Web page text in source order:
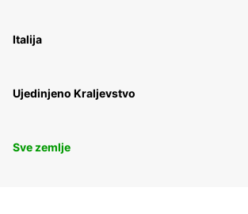
Italija
Ujedinjeno Kraljevstvo
Sve zemlje